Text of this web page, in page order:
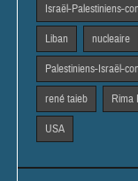
Israël-Palestiniens-
Liban nucleaire
Palestiniens-Israël-
rené taieb Rima
USA